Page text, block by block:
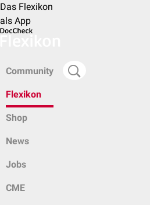
Das Flexikon
als App
Community
Flexikon
Shop
News
Jobs
CME